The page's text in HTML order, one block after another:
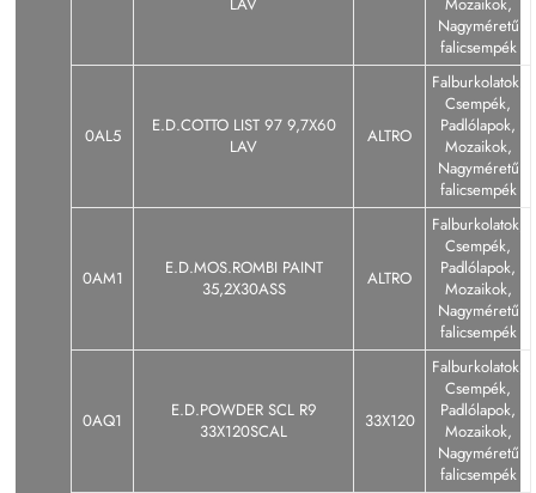
Nagyméretű
falicsempék
0AL5
E.D.COTTO LIST 97 9,7X60
LAV
ALTRO
Falburkolatok,
Csempék,
Padlólapok,
Mozaikok,
Nagyméretű
falicsempék
0AM1
E.D.MOS.ROMBI PAINT
35,2X30ASS
ALTRO
Falburkolatok,
Csempék,
Padlólapok,
Mozaikok,
Nagyméretű
falicsempék
0AQ1
E.D.POWDER SCL R9
33X120SCAL
33X120
Falburkolatok,
Csempék,
Padlólapok,
Mozaikok,
Nagyméretű
falicsempék